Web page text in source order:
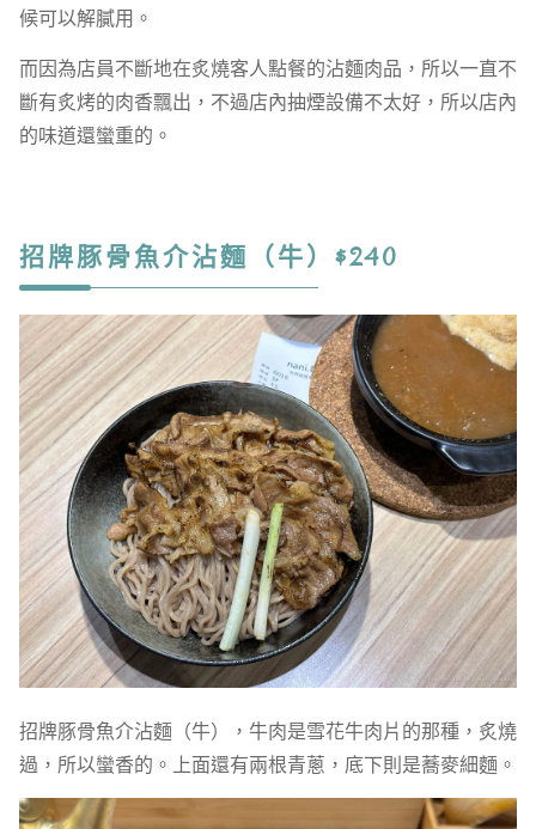
候可以解膩用。
而因為店員不斷地在炙燒客人點餐的沾麵肉品，所以一直不
斷有炙烤的肉香飄出，不過店內抽煙設備不太好，所以店內
的味道還蠻重的。
招牌豚骨魚介沾麵（牛）$240
招牌豚骨魚介沾麵（牛），牛肉是雪花牛肉片的那種，炙燒
過，所以蠻香的。上面還有兩根青蔥，底下則是蕎麥細麵。